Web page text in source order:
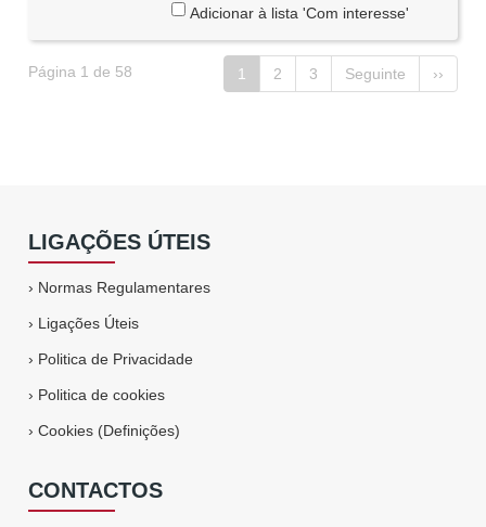
Adicionar à lista 'Com interesse'
Página 1 de 58 1 2 3 Seguinte ››
LIGAÇÕES ÚTEIS
› Normas Regulamentares
› Ligações Úteis
› Politica de Privacidade
› Politica de cookies
›Cookies (Definições)
CONTACTOS